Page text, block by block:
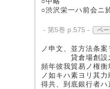
○渋沢栄一ハ前会ニ
- 第5巻 p.575 - ペ
ノ申文、並方法条
貸倉場創設之
頻年彼我貿易ノ権
ノ如キハ素ヨリ其
得共、到底銀行者